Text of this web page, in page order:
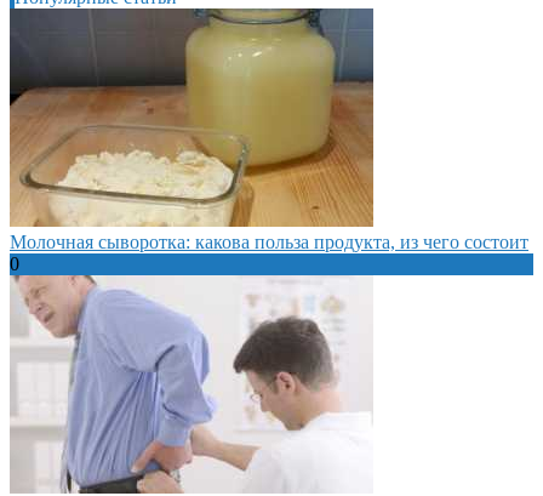
Молочная сыворотка: какова польза продукта, из чего состоит
0